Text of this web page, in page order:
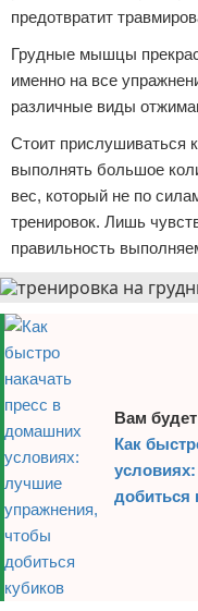
предотвратит
Грудные мышцы
именно на все
различные виды
Стоит прислушиваться
выполнять большое
вес, который не по
тренировок. Лишь
правильность
Вам
Как
добиться